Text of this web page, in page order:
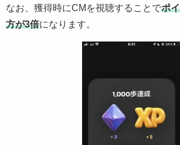
なお、獲得時にCMを視聴することでポ
方が3倍になります。